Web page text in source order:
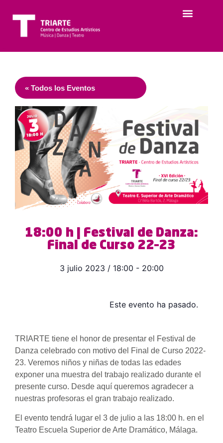
« Todos los Eventos
18:00 h | Festival de Danza:
Final de Curso 22–23
3 julio 2023 / 18:00 - 20:00
Este evento ha pasado.
TRIARTE tiene el honor de presentar el Festival de
Danza celebrado con motivo del Final de Curso 2022-
23. Veremos niños y niñas de todas las edades
exponer una muestra del trabajo realizado durante el
presente curso. Desde aquí queremos agradecer a
nuestras profesoras el gran trabajo realizado.
El evento tendrá lugar el 3 de julio a las 18:00 h. en el
Teatro Escuela Superior de Arte Dramático, Málaga.